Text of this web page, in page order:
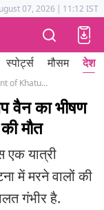
Tak Astrotak
07, 2026 | 11:12 IST
स्पोर्ट्स मौसम देश
Rajasthan Dausa Road Accident of Khatushyam Mandir Devotees 11 Dead
वैन का भीषण
मौत
यात्री
में मरने वालों की
गंभीर है.